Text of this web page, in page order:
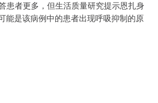
患者更多，但生活质量研究提示恩扎身
能是该病例中的患者出现呼吸抑制的原